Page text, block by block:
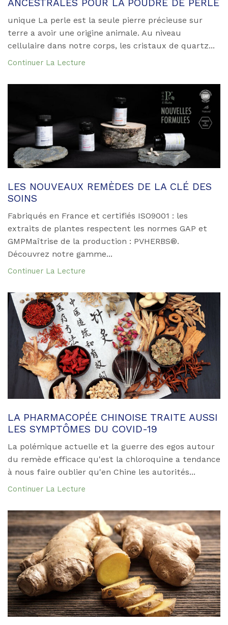
ANCESTRALES POUR LA POUDRE DE PERLE
unique La perle est la seule pierre précieuse sur
terre a avoir une origine animale. Au niveau
cellulaire dans notre corps, les cristaux de quartz...
Continuer La Lecture
LES NOUVEAUX REMÈDES DE LA CLÉ DES
SOINS
Fabriqués en France et certifiés ISO9001 : les
extraits de plantes respectent les normes GAP et
GMPMaîtrise de la production : PVHERBS®.
Découvrez notre gamme...
Continuer La Lecture
LA PHARMACOPÉE CHINOISE TRAITE AUSSI
LES SYMPTÔMES DU COVID-19
La polémique actuelle et la guerre des egos autour
du remède efficace qu'est la chloroquine a tendance
à nous faire oublier qu'en Chine les autorités...
Continuer La Lecture